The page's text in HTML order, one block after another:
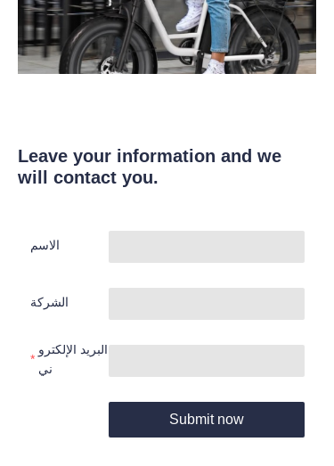
Leave your information and we
will contact you.
الاسم
الشركة
البريد الإلكترو
ني
Submit now